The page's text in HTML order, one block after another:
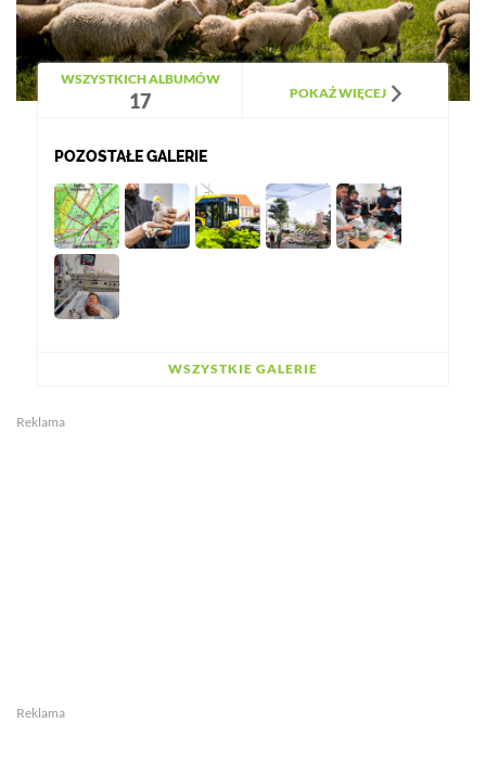
WSZYSTKICH ALBUMÓW
17 POKAŻ WIĘCEJ
POZOSTAŁE GALERIE
WSZYSTKIE GALERIE
Reklama
Reklama